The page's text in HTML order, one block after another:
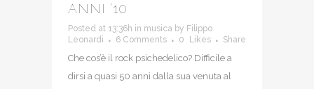
ANNI ’10
Posted at 13:36h in musica by Filippo
Leonardi
6 Comments 0 Likes Share
Che cos’è il rock psichedelico? Difficile a
dirsi a quasi 50 anni dalla sua venuta al